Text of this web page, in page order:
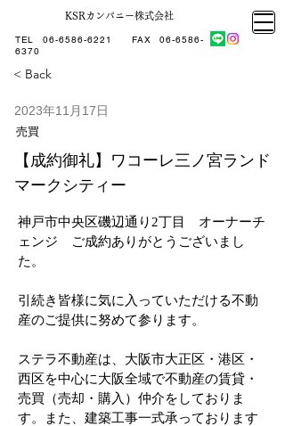
KSRカンパニー株式会社
TEL 06-6586-6221 ​ FAX 06-6586-
6370
< Back
2023年11月17日
売買
【成約御礼】ワコーレ三ノ宮ランド
マークシティー
神戸市中央区磯辺通り2丁目　オーナーチ
ェンジ　ご成約ありがとうございまし
た。
引続き皆様に気に入っていただける不動
産のご提供に努めて参ります。
ステラ不動産は、大阪市大正区・港区・
西区を中心に大阪全域で不動産の賃貸・
売買（売却・購入）仲介をしておりま
す。また、建築工事一式承っております